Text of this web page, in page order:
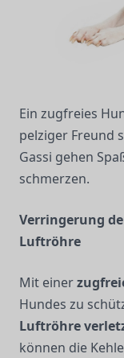
Ein zugfreies
pelziger Freund
Gassi gehen
schmerzen.
Verringerung
Luftröhre
Mit einer
Hundes zu
Luftröhre
können die